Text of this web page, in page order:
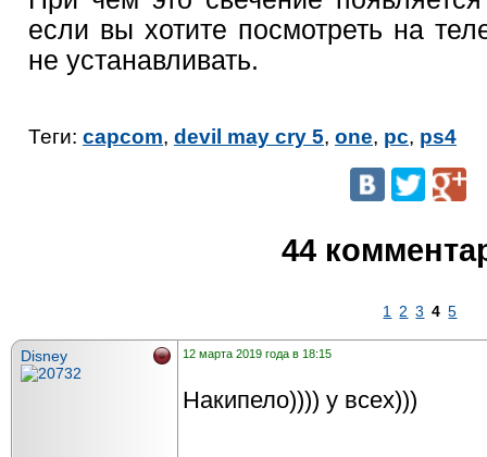
если вы хотите посмотреть на
не устанавливать.
Теги: capcom, devil may cry 5, one, pc, ps4
44
1 2 3 4 5
Disney 12 марта 2019 года в 18:15
Накипело)))) у всех)))